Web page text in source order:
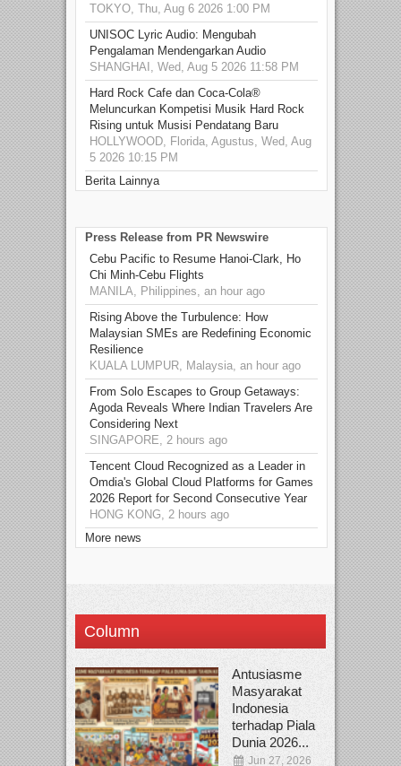
TOKYO, Thu, Aug 6 2026 1:00 PM
UNISOC Lyric Audio: Mengubah
Pengalaman Mendengarkan Audio
SHANGHAI, Wed, Aug 5 2026 11:58 PM
Hard Rock Cafe dan Coca-Cola®
Meluncurkan Kompetisi Musik Hard Rock
Rising untuk Musisi Pendatang Baru
HOLLYWOOD, Florida, Agustus, Wed, Aug
5 2026 10:15 PM
Berita Lainnya
Press Release from PR Newswire
Cebu Pacific to Resume Hanoi-Clark, Ho
Chi Minh-Cebu Flights
MANILA, Philippines, an hour ago
Rising Above the Turbulence: How
Malaysian SMEs are Redefining Economic
Resilience
KUALA LUMPUR, Malaysia, an hour ago
From Solo Escapes to Group Getaways:
Agoda Reveals Where Indian Travelers Are
Considering Next
SINGAPORE, 2 hours ago
Tencent Cloud Recognized as a Leader in
Omdia's Global Cloud Platforms for Games
2026 Report for Second Consecutive Year
HONG KONG, 2 hours ago
More news
Column
Antusiasme
Masyarakat
Indonesia
terhadap Piala
Dunia 2026...
Jun 27, 2026